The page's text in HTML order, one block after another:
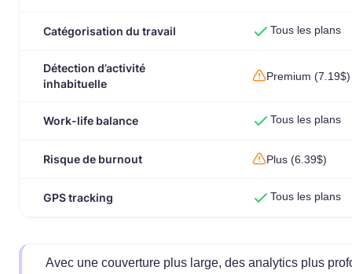
Catégorisation du travail Tous les plans
Détection d’activité
inhabituelle
Premium (7.19$)
Work-life balance Tous les plans
Risque de burnout Plus (6.39$)
GPS tracking Tous les plans
Avec une couverture plus large, des analytics plus